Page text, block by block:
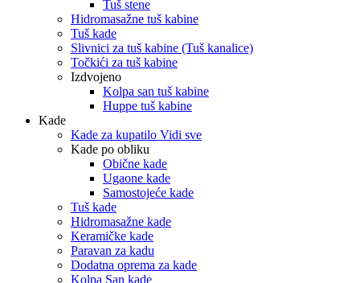
Tuš stene
Hidromasažne tuš kabine
Tuš kade
Slivnici za tuš kabine (Tuš kanalice)
Točkići za tuš kabine
Izdvojeno
Kolpa san tuš kabine
Huppe tuš kabine
Kade
Kade za kupatilo Vidi sve
Kade po obliku
Obične kade
Ugaone kade
Samostojeće kade
Tuš kade
Hidromasažne kade
Keramičke kade
Paravan za kadu
Dodatna oprema za kade
Kolpa San kade